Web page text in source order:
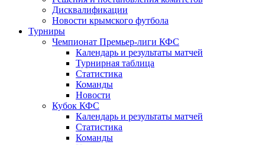
Дисквалификации
Новости крымского футбола
Турниры
Чемпионат Премьер-лиги КФС
Календарь и результаты матчей
Турнирная таблица
Статистика
Команды
Новости
Кубок КФС
Календарь и результаты матчей
Статистика
Команды